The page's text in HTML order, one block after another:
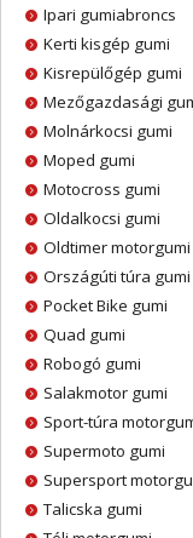
Ipari gumiabroncs
Kerti kisgép gumi
Kisrepülőgép gumi
Mezőgazdasági
Molnárkocsi gumi
Moped gumi
Motocross gumi
Oldalkocsi gumi
Oldtimer motorgumi
Országúti túra gumi
Pocket Bike gumi
Quad gumi
Robogó gumi
Salakmotor gumi
Sport-túra
Supermoto gumi
Supersport
Talicska gumi